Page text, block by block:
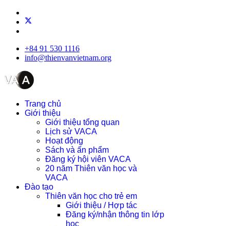
+84 91 530 1116
info@thienvanvietnam.org
Trang chủ
Giới thiệu
Giới thiệu tổng quan
Lịch sử VACA
Hoạt động
Sách và ấn phẩm
Đăng ký hội viên VACA
20 năm Thiên văn học và
VACA
Đào tạo
Thiên văn học cho trẻ em
Giới thiệu / Hợp tác
Đăng ký/nhận thông tin lớp
học